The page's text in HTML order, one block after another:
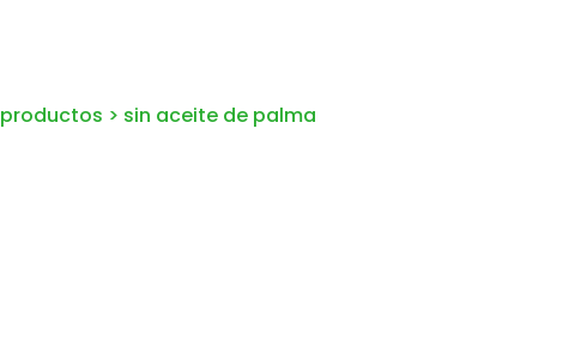
productos > sin aceite de palma